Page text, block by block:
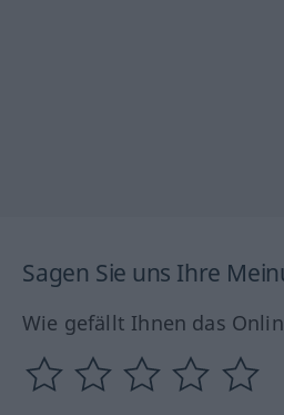
Sagen Sie uns Ihre
Wie gefällt Ihnen das